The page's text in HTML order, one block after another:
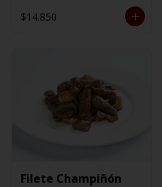
$14.850
Filete Champiñón